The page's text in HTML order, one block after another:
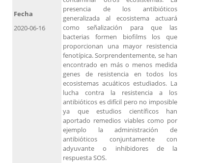
presencia de los antibióticos
generalizada al ecosistema actuará
como señalización para que las
bacterias formen biofilms los que
proporcionan una mayor resistencia
fenotípica. Sorprendentemente, se han
encontrado en más o menos medida
genes de resistencia en todos los
ecosistemas acuáticos estudiados. La
lucha contra la resistencia a los
antibióticos es difícil pero no imposible
ya que estudios científicos han
aportado remedios viables como por
ejemplo la administración de
antibióticos conjuntamente con
adyuvante o inhibidores de la
respuesta SOS.
Fecha
2020-06-16